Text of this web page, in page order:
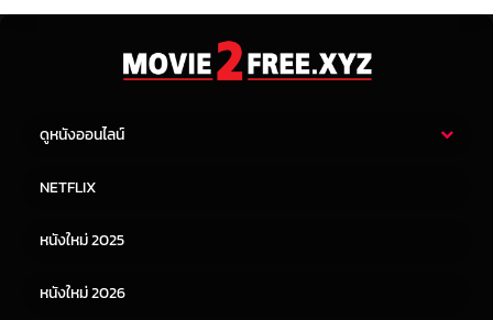
ดูหนังออนไลน์
หนังจีน
NETFLIX
หนังใหม่ 2025
หนังใหม่ 2026